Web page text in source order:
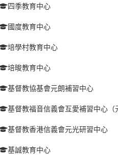
四季教育中心
國度教育中心
培學村教育中心
培晙教育中心
基督教協基會元朗補習中心
基督教福音信義會互愛補習中心（
基督教香港信義會元光研習中心
基誠教育中心